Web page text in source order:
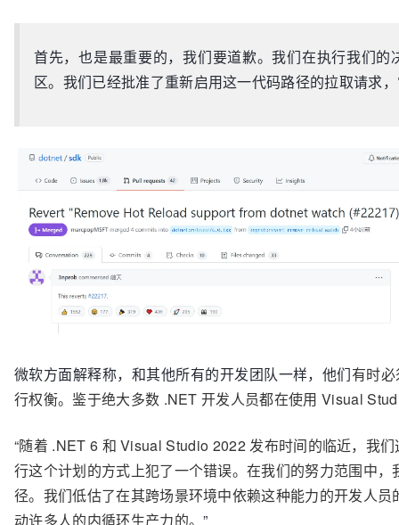
首先，也是最重要的，我们要道歉。我们在执行我们
区。我们已经批准了重新启用这一代码路径的拉取请求
微软方面解释称，和其他所有的开发团队一样，他们有时
行权衡。鉴于绝大多数 .NET 开发人员都在使用 Visual
“随着 .NET 6 和 Visual Studio 2022 发布时间的临近，我
行这个计划的方式上犯了一个错误。在我们的努力范围中
径。我们低估了在其跨场景环境中依赖这种能力的开发人
动许多人的内循环生产力的。”